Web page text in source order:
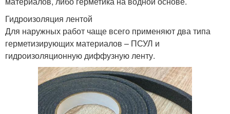
Гидроизоляция лентой
Для наружных работ чаще всего применяют два типа
герметизирующих материалов – ПСУЛ и
гидроизоляционную диффузную ленту.